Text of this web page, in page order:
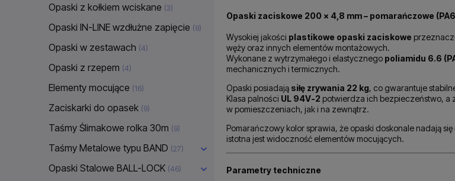
Opaski z kołkiem wciskane (3)
Opaski IN-LINE wzdłużne zapięcie (9)
Opaski w zestawach (4)
Opaski z rzepem (4)
Elementy mocujące (16)
Zaciskarki do opasek (9)
Taśmy Ślimakowe rolka 30m (9)
Taśmy Metalowe typu BAND (27)
Opaski Stalowe BALL-LOCK (46)
Opaski zaciskowe 200 × 4,8 mm – pomarańczowe
Wysokiej jakości plastikowe opaski zaciskowe
węży oraz innych elementów montażowych.
Wykonane z wytrzymałego i elastycznego poliamidu 6.6
mechanicznych i termicznych.
Opaski posiadają siłę zrywania 22 kg, co gwarantuje
Klasa palności UL 94V-2 potwierdza ich bezpieczeństwo, a
w pomieszczeniach, jak i na zewnątrz.
Pomarańczowy kolor sprawia, że opaski doskonale nadają się
istotna jest widoczność elementów mocujących.
Parametry techniczne